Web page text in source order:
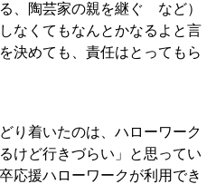
、陶芸家の親を継ぐ など）
なくてもなんとかなるよと言
決めても、責任はとってもら
り着いたのは、ハローワーク
けど行きづらい」と思ってい
応援ハローワークが利用でき